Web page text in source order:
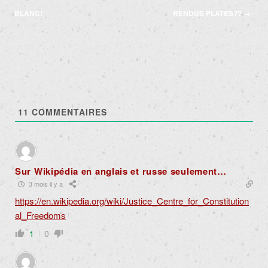
articles
BLANC!
RENDUS PLATES??
11 COMMENTAIRES
Sur Wikipédia en anglais et russe seulement…
3 mois il y a
https://en.wikipedia.org/wiki/Justice_Centre_for_Constitution
al_Freedoms
1 0